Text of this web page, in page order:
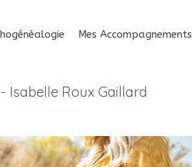
Mes Accompagnements
Isabelle Roux Gaillard